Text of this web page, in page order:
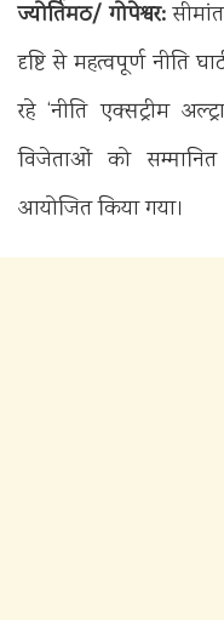
ज्योर्तिमठ/ गोपेश्वर:
दृष्टि से महत्वपूर्ण नीति
रहे ‘नीति एक्सट्रीम
विजेताओं को
आयोजित किया गया।